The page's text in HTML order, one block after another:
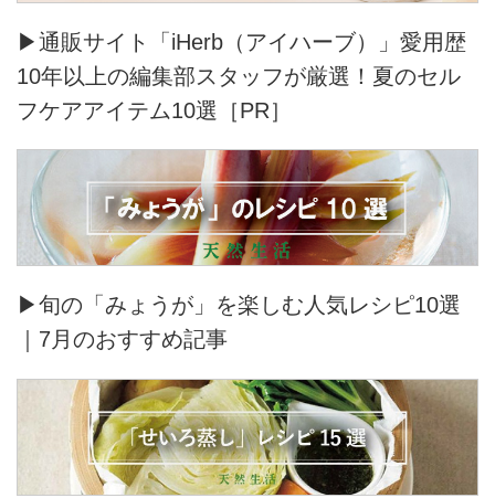
▶通販サイト「iHerb（アイハーブ）」愛用歴
10年以上の編集部スタッフが厳選！夏のセル
フケアアイテム10選［PR］
▶旬の「みょうが」を楽しむ人気レシピ10選
｜7月のおすすめ記事